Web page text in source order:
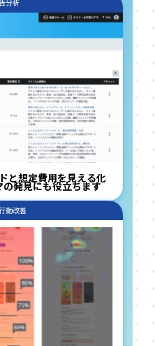
分析
と想定費用を見える化
発見にも役立ちます
動改善